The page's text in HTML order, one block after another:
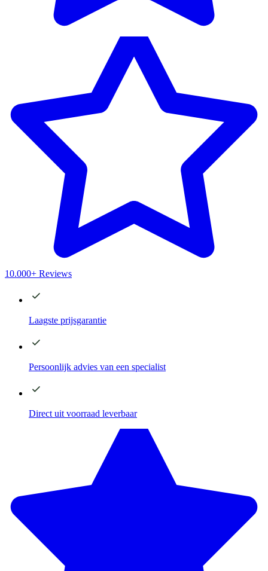
10.000+ Reviews
Laagste prijsgarantie
Persoonlijk advies van een specialist
Direct uit voorraad leverbaar